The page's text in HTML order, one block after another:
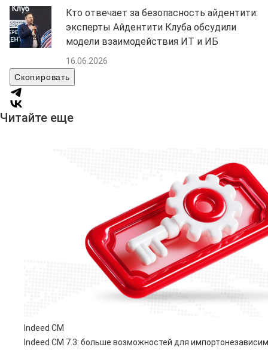
Кто отвечает за безопасность айдентити:
эксперты Айдентити Клуба обсудили
модели взаимодействия ИТ и ИБ
16.06.2026
Скопировать
Читайте еще
Indeed CM
Indeed CM 7.3: больше возможностей для